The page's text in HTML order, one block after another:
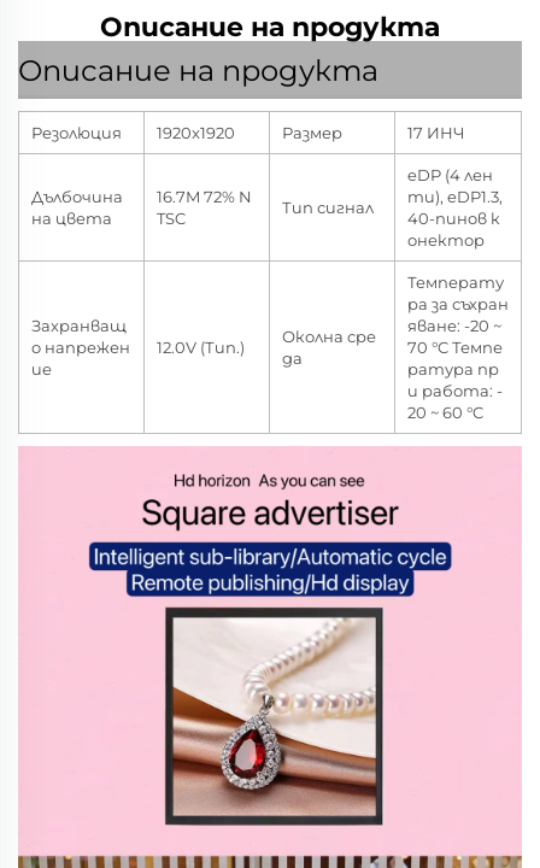
Описание на продукта
Описание на продукта
Резолюция 1920x1920 Размер 17 ИНЧ
Дълбочина
на цвета
16.7M 72% N
TSC
Тип сигнал
eDP (4 лен
ти), eDP1.3,
40-пинов к
онектор
Захранващ
о напрежен
ие
12.0V (Тип.)
Околна сре
да
Температу
ра за съхран
яване: -20 ~
70 °C Темпе
ратура пр
и работа: -
20 ~ 60 °C